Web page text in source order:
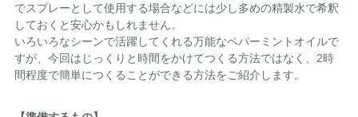
でスプレーとして使用する場合などには少し多めの精製水で希釈
しておくと安心かもしれません。
いろいろなシーンで活躍してくれる万能なペパーミントオイルで
すが、今回はじっくりと時間をかけてつくる方法ではなく、2時
間程度で簡単につくることができる方法をご紹介します。